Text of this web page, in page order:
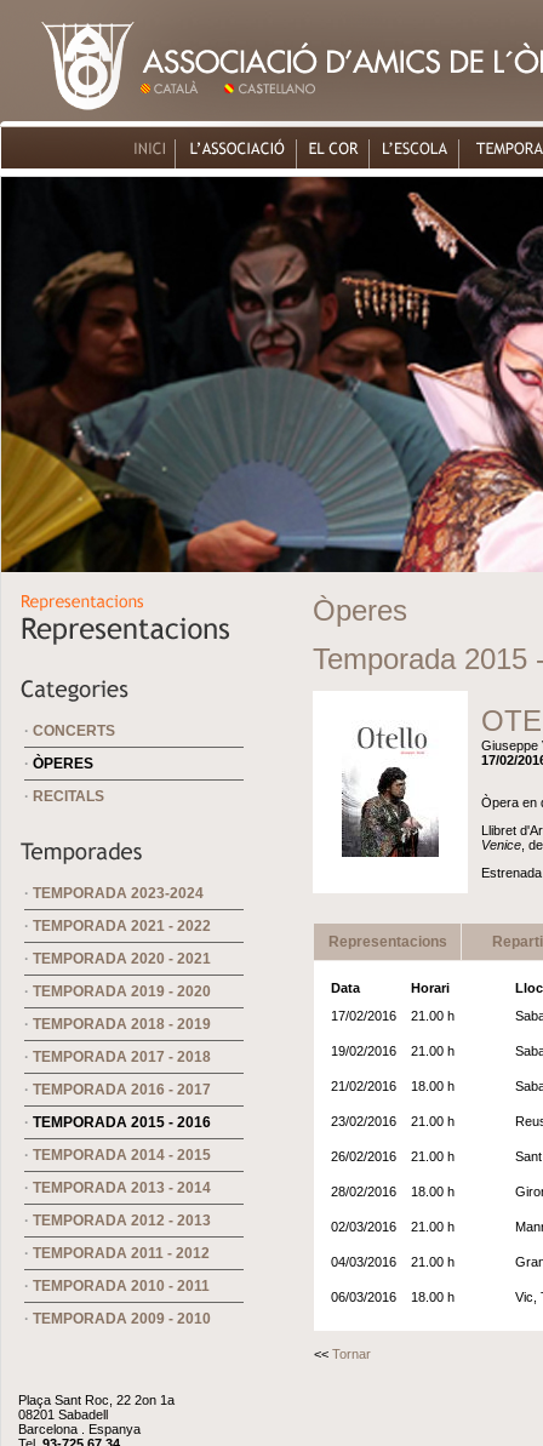
· CONCERTS
· ÒPERES
· RECITALS
· TEMPORADA 2023-2024
· TEMPORADA 2021 - 2022
· TEMPORADA 2020 - 2021
· TEMPORADA 2019 - 2020
· TEMPORADA 2018 - 2019
· TEMPORADA 2017 - 2018
· TEMPORADA 2016 - 2017
· TEMPORADA 2015 - 2016
· TEMPORADA 2014 - 2015
· TEMPORADA 2013 - 2014
· TEMPORADA 2012 - 2013
· TEMPORADA 2011 - 2012
· TEMPORADA 2010 - 2011
· TEMPORADA 2009 - 2010
Plaça Sant Roc, 22 2on 1a
08201 Sabadell
Barcelona . Espanya
Òperes
Temporada 2015
Giuseppe
17/02/
Òpera en
Llibret
Venice ,
Representacions
Data Horari
Lloc
17/02/2016
21.00 h
19/02/2016 21.00 h
21/02/2016 18.00 h
23/02/2016 21.00 h
26/02/2016 21.00 h
28/02/2016 18.00 h
02/03/2016 21.00 h
04/03/2016 21.00 h
06/03/2016 18.00 h Vic,
<< Tornar